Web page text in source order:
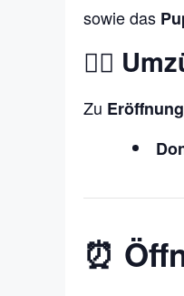
sowie das
🚶‍♂️
Zu
⏰